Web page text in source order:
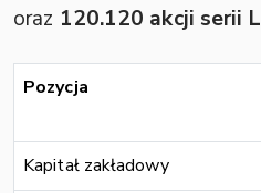
oraz 120.120 akcji serii L
Pozycja
Kapitał zakładowy